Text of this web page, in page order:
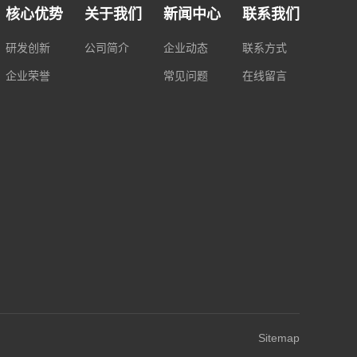
核心优势
研发创新
企业荣誉
关于我们
公司简介
新闻中心
企业动态
常见问题
联系我们
联系方式
在线留言
Sitemap